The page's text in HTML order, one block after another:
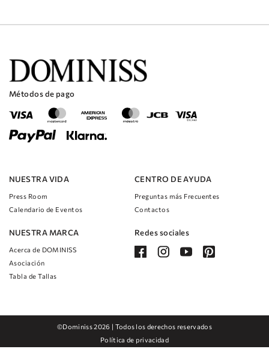
NUESTRA VIDA
Press Room
Calendario de Eventos
NUESTRA MARCA
Acerca de DOMINISS
Asociación
Tabla de Tallas
CENTRO DE AYUDA
Preguntas más Frecuentes
Contactos
Redes sociales
Métodos de pago
©Dominiss 2026 | Todos los derechos reservados
Política de privacidad